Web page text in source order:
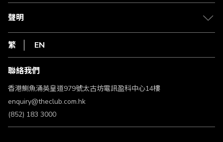
常見問題
csl.
1010
HKT
聲明
私隱聲明
使用條款
條款及細則
不歧視及不騷擾聲明
認可牌照及通告
繁 EN
聯絡我們
香港鰂魚涌英皇道979號太古坊電訊盈科中心14樓
enquiry@theclub.com.hk
(852) 183 3000